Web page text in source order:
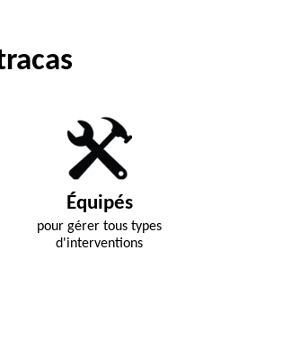
Équipés
pour gérer tous types
d'interventions